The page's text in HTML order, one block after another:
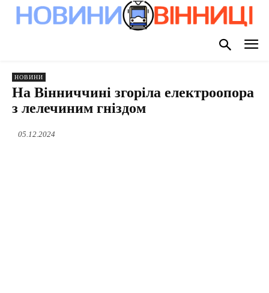
НОВИНИ
На Вінниччині згоріла електроопора
з лелечиним гніздом
05.12.2024